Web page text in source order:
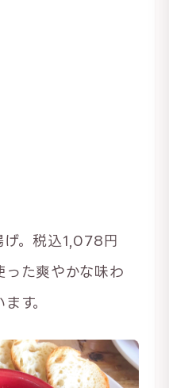
げ。税込1,078円
った爽やかな味わ
す。